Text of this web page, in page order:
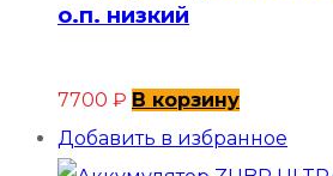
о.п. низкий
7700 ₽ В корзину
Добавить в избранное